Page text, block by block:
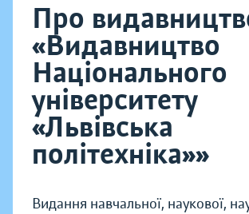
Про
«Видавництво
Національного
університету
«Львівська
політехніка»»
Видання навчальної, наукової,